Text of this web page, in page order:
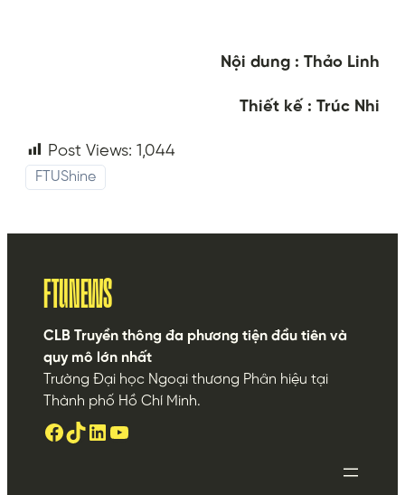
Nội dung : Thảo Linh
Thiết kế : Trúc Nhi
Post Views: 1,044
FTUShine
FTUNEWS
CLB Truyền thông đa phương tiện đầu tiên và
quy mô lớn nhất
Trường Đại học Ngoại thương Phân hiệu tại
Thành phố Hồ Chí Minh.